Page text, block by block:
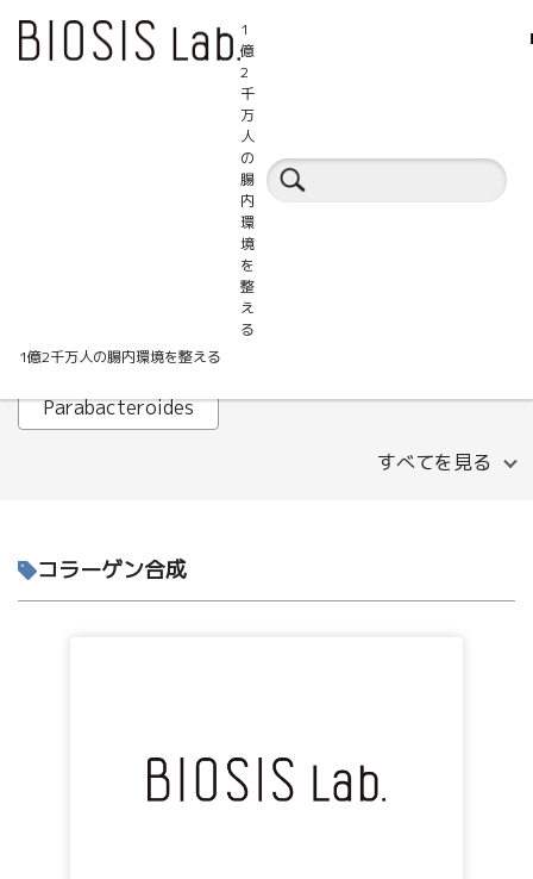
1
億
2
千
万
人
の
腸
内
環
境
を
整
え
る
1億2千万人の腸内環境を整える
B細胞
Faecalibacterium prausnitzii
LDLコレステロール
Parabacteroides
すべてを見る
コラーゲン合成